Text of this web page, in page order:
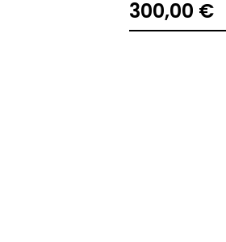
300,00 €